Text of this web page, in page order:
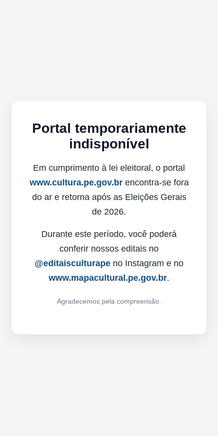
Portal temporariamente
indisponível
Em cumprimento à lei eleitoral, o portal
www.cultura.pe.gov.brencontra-se fora
do ar e retorna após as Eleições Gerais
de 2026.
Durante este período, você poderá
conferir nossos editais no
@editaisculturape no Instagram e no
www.mapacultural.pe.gov.br.
Agradecemos pela compreensão.